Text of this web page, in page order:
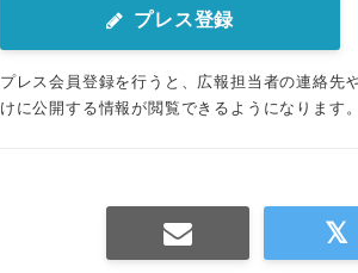
プレス登録
プレス会員登録を行うと、広報担当者の連絡先
けに公開する情報が閲覧できるようになります。